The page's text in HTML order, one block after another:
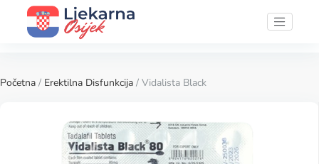
Početna / Erektilna Disfunkcija / Vidalista Black